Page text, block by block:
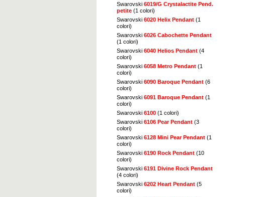
Swarovski 6019/G Crystalactite Pend.
petite (1 colori)
Swarovski 6020 Helix Pendant (1
colori)
Swarovski 6026 Cabochette Pendant
(1 colori)
Swarovski 6040 Helios Pendant (4
colori)
Swarovski 6058 Metro Pendant (1
colori)
Swarovski 6090 Baroque Pendant (6
colori)
Swarovski 6091 Baroque Pendant (1
colori)
Swarovski 6100 (1 colori)
Swarovski 6106 Pear Pendant (3
colori)
Swarovski 6128 Mini Pear Pendant (1
colori)
Swarovski 6190 Rock Pendant (10
colori)
Swarovski 6191 Divine Rock Pendant
(4 colori)
Swarovski 6202 Heart Pendant (5
colori)